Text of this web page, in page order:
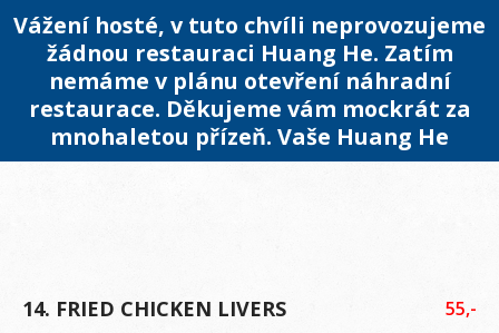
Vážení hosté, v tuto chvíli neprovozujeme
žádnou restauraci Huang He. Zatím
nemáme v plánu otevření náhradní
restaurace. Děkujeme vám mockrát za
mnohaletou přízeň. Vaše Huang He
14. FRIED CHICKEN LIVERS 55,-